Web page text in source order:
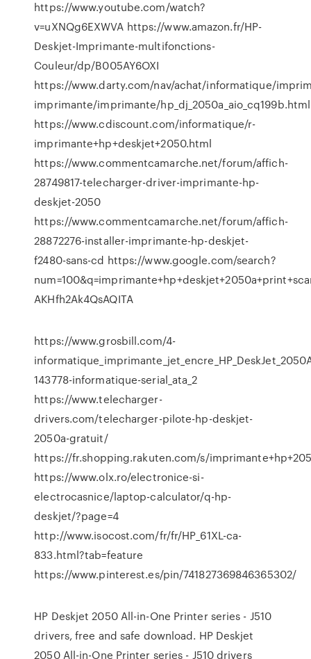
https://www.youtube.com/watch?
v=uXNQg6EXWVA https://www.amazon.fr/HP-
Deskjet-Imprimante-multifonctions-
Couleur/dp/B005AY6OXI
https://www.darty.com/nav/achat/informatique/
imprimante/imprimante/hp_dj_2050a_aio_cq199b.html
https://www.cdiscount.com/informatique/r-
imprimante+hp+deskjet+2050.html
https://www.commentcamarche.net/forum/affich-
28749817-telecharger-driver-imprimante-hp-
deskjet-2050
https://www.commentcamarche.net/forum/affich-
28872276-installer-imprimante-hp-deskjet-
f2480-sans-cd https://www.google.com/search?
AKHfh2Ak4QsAQITA
https://www.grosbill.com/4-
143778-informatique-serial_ata_2
https://www.telecharger-
drivers.com/telecharger-pilote-hp-deskjet-
2050a-gratuit/
https://fr.shopping.rakuten.com/s/
https://www.olx.ro/electronice-si-
electrocasnice/laptop-calculator/q-hp-
deskjet/?page=4
http://www.isocost.com/fr/fr/HP_61XL-ca-
833.html?tab=feature
https://www.pinterest.es/pin/741827369846365302/
HP Deskjet 2050 All-in-One Printer series - J510
drivers, free and safe download. HP Deskjet
2050 All-in-One Printer series - J510 drivers